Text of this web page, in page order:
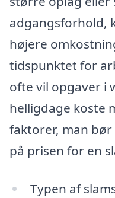
adgangsforhold,
højere
tidspunktet for
ofte vil opgaver i
helligdage koste
faktorer, man
på prisen for en
Typen af